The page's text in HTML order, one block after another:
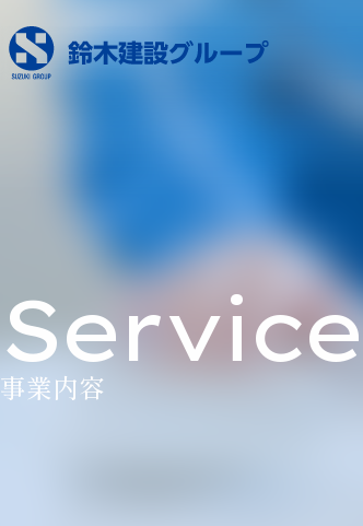
Service
事業内容